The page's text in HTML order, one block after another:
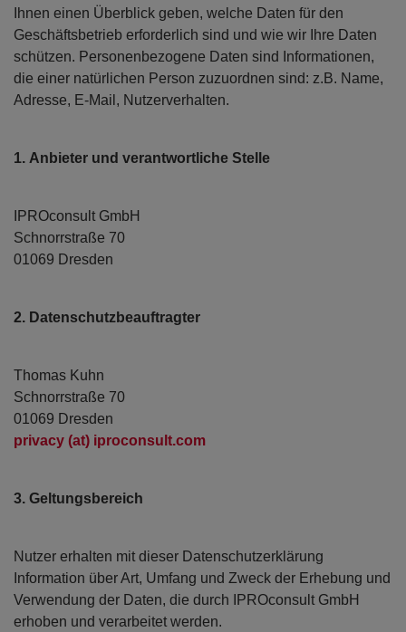
Ihnen einen Überblick geben, welche Daten für den
Geschäftsbetrieb erforderlich sind und wie wir Ihre Daten
schützen. Personenbezogene Daten sind Informationen,
die einer natürlichen Person zuzuordnen sind: z.B. Name,
Adresse, E-Mail, Nutzerverhalten.
1. Anbieter und verantwortliche Stelle
IPROconsult GmbH
Schnorrstraße 70
01069 Dresden
2. Datenschutzbeauftragter
Thomas Kuhn
Schnorrstraße 70
01069 Dresden
privacy (at) iproconsult.com
3. Geltungsbereich
Nutzer erhalten mit dieser Datenschutzerklärung
Information über Art, Umfang und Zweck der Erhebung und
Verwendung der Daten, die durch IPROconsult GmbH
erhoben und verarbeitet werden.